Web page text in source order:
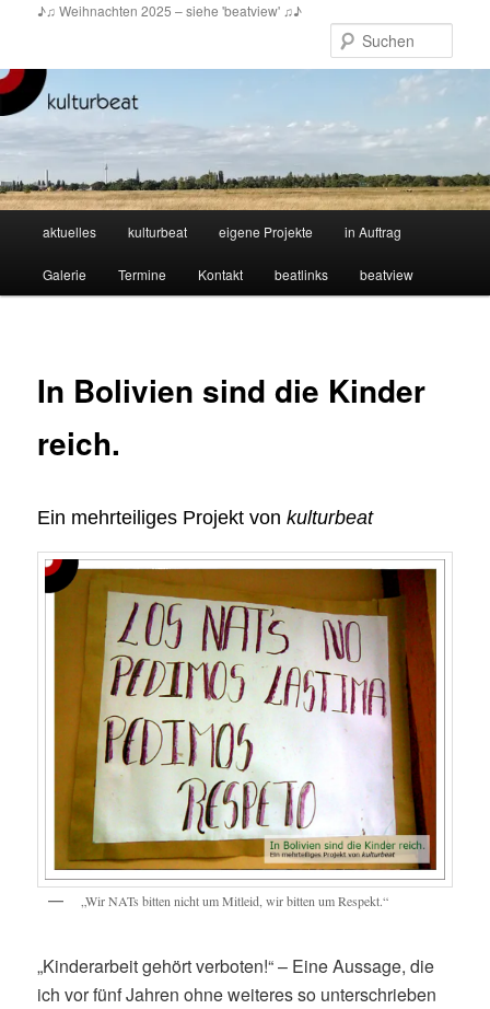
springen
♪♫ Weihnachten 2025 – siehe 'beatview' ♫♪
aktuelles kulturbeat eigene Projekte in Auftrag
Galerie Termine Kontakt beatlinks beatview
In Bolivien sind die Kinder
reich.
Ein mehrteiliges Projekt vonkulturbeat
„Wir NATs bitten nicht um Mitleid, wir bitten um Respekt.“
„Kinderarbeit gehört verboten!“ – Eine Aussage, die
ich vor fünf Jahren ohne weiteres so unterschrieben